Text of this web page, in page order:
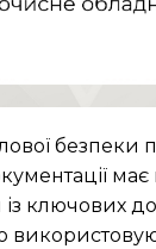
безпеки
має
ключових